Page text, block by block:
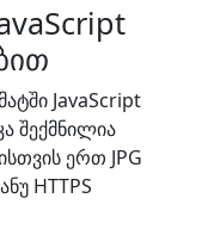
JavaScript
შექმნილია
ერთ JPG
HTTPS